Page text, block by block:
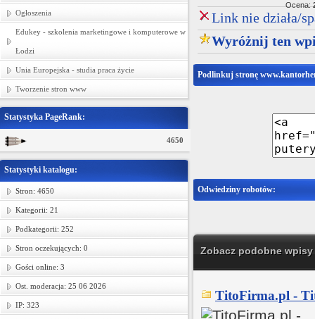
Ogłoszenia
Edukey - szkolenia marketingowe i komputerowe w
Łodzi
Unia Europejska - studia praca życie
Tworzenie stron www
Statystyka PageRank:
4650
Statystyki katalogu:
Stron: 4650
Kategorii: 21
Podkategorii: 252
Stron oczekujących: 0
Gości online: 3
Ost. moderacja: 25 06 2026
IP: 323
Ocena:
Link nie działa/
Wyróżnij ten
Podlinkuj stronę
Odwiedziny robotów:
Zobacz podobne
TitoFirma.pl -